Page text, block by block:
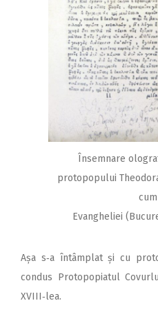
Însemnare
protopopului
Evangheliei
Așa s‑a întâmplat și cu
condus Protopopiatul
XVIII‑lea.